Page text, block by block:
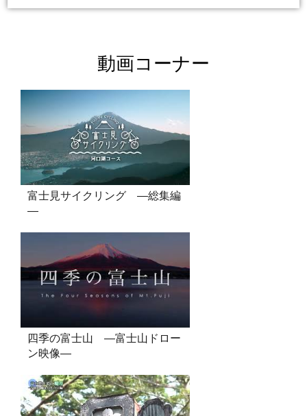
動画コーナー
富士見サイクリング ―総集編
―
四季の富士山 ―富士山ドロー
ン映像―